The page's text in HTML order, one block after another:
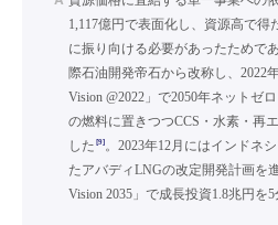
1,117億円で表面化し、資源高で得
に振り向ける必要があったためで
際石油開発帝石から改称し、2022
Vision @2022」で2050年ネットゼ
の燃料に置きつつCCS・水素・再
した [9]。2023年12月にはインドネ
たアバディLNGの改定開発計画を
Vision 2035」で成長投資1.8兆円を